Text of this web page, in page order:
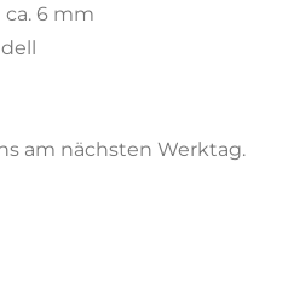
6 mm
am nächsten Werktag.